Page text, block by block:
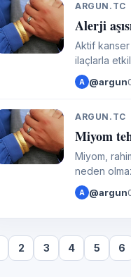
A
ARGUN.TC
Alerji
Aktif kanser
ilaçlarla
A @argun
A
ARGUN.TC
Miyom
Miyom,
neden
A @argun
2 3 4 5 6